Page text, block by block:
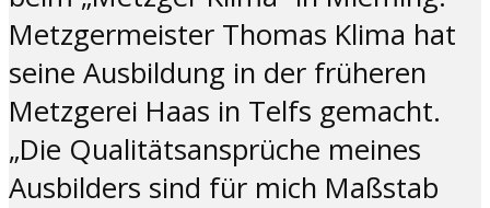
Metzgermeister Thomas Klima hat
seine Ausbildung in der früheren
Metzgerei Haas in Telfs gemacht.
„Die Qualitätsansprüche meines
Ausbilders sind für mich Maßstab